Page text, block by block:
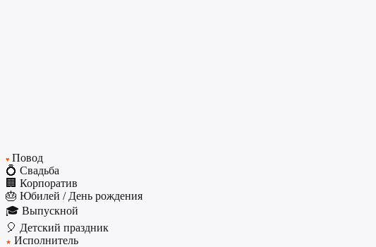
♥ Повод
💍 Свадьба
🏢 Корпоратив
🎂 Юбилей / День рождения
🎓 Выпускной
🎈 Детский праздник
★ Исполнитель